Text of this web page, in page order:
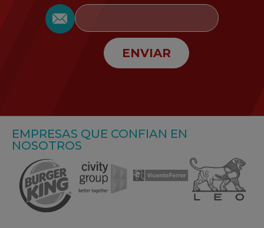
ENVIAR
EMPRESAS QUE CONFIAN EN
NOSOTROS